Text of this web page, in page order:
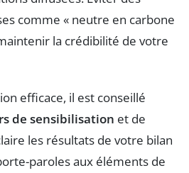
comme « neutre en carbone
la crédibilité de votre
efficace, il est conseillé
de sensibilisation et de
les résultats de votre bilan
paroles aux éléments de